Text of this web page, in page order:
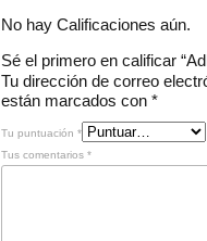
No hay Calificaciones aún.
Sé el primero en calificar
Tu dirección de correo
están marcados con*
Tu puntuación*
Tus comentarios*